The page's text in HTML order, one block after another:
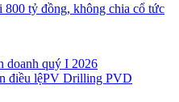
tỷ đồng, không chia cổ tức
doanh quý I 2026
điều lệPV Drilling PVD